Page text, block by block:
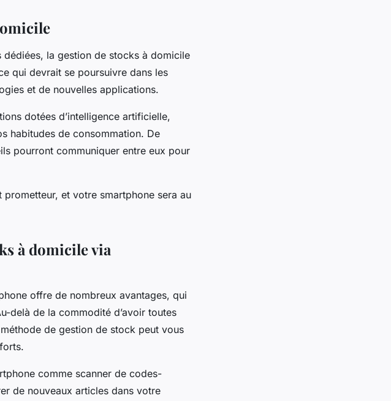
dédiées, la gestion de stocks à domicile
qui devrait se poursuivre dans les
et de nouvelles applications.
dotées d’intelligence artificielle,
habitudes de consommation. De
pourront communiquer entre eux pour
et votre smartphone sera au
à domicile via
offre de nombreux avantages, qui
delà de la commodité d’avoir toutes
de gestion de stock peut vous
comme scanner de codes-
de nouveaux articles dans votre